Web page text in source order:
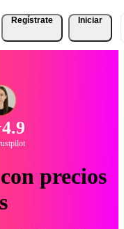
Regístrate Iniciar
4.9
precios